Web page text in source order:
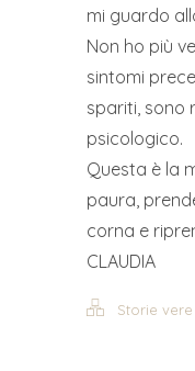
mi guardo
Non ho più
sintomi
spariti, sono
psicologico.
Questa è la
paura,
corna e
CLAUDIA
Storie vere